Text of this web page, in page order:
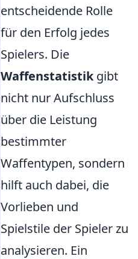
entscheidende Rolle
für den Erfolg jedes
Spielers. Die
Waffenstatistikgibt
nicht nur Aufschluss
über die Leistung
bestimmter
Waffentypen, sondern
hilft auch dabei, die
Vorlieben und
Spielstile der Spieler zu
analysieren. Ein